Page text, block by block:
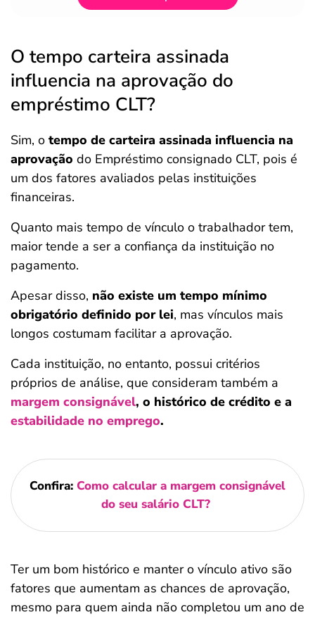
O tempo carteira assinada
influencia na aprovação do
empréstimo CLT?
Sim, o tempo de carteira assinada influencia na
aprovação do Empréstimo consignado CLT, pois é
um dos fatores avaliados pelas instituições
financeiras.
Quanto mais tempo de vínculo o trabalhador tem,
maior tende a ser a confiança da instituição no
pagamento.
Apesar disso, não existe um tempo mínimo
obrigatório definido por lei, mas vínculos mais
longos costumam facilitar a aprovação.
Cada instituição, no entanto, possui critérios
próprios de análise, que consideram também a
margem consignável, o histórico de crédito e a
estabilidade no emprego.
Confira: Como calcular a margem consignável
do seu salário CLT?
Ter um bom histórico e manter o vínculo ativo são
fatores que aumentam as chances de aprovação,
mesmo para quem ainda não completou um ano de